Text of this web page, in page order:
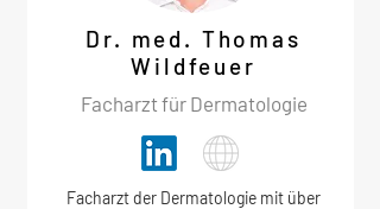
Dr. med. Thomas
Wildfeuer
Facharzt für Dermatologie
Facharzt der Dermatologie mit über